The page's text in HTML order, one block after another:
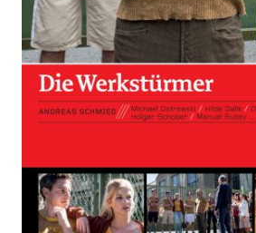
DVD
Bibliografische Daten
Regie und Drehbuch: